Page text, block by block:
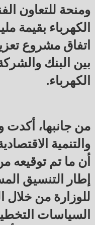
ومنحة للتعاون
الكهرباء بقيمة
اتفاق مشروع
بين البنك
الكهرباء.
من جانبها، أكدت
والتنمية
أن ما تم توقيعه
إطار التنسيق
للوزارة من خلال
السياسات